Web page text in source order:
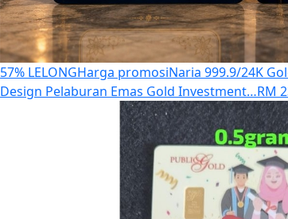
57% LELONGHarga promosiNaria 999.9/24K
Design Pelaburan Emas Gold Investment…RM